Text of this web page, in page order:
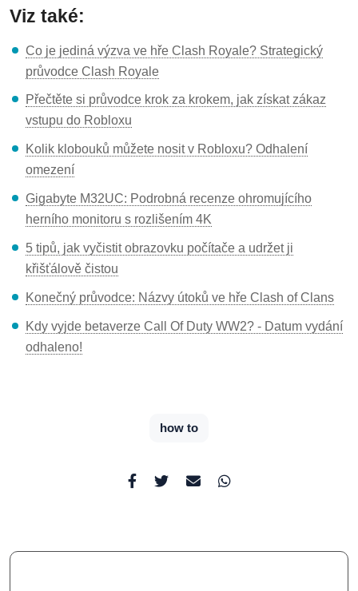
Viz také:
Co je jediná výzva ve hře Clash Royale? Strategický
průvodce Clash Royale
Přečtěte si průvodce krok za krokem, jak získat zákaz
vstupu do Robloxu
Kolik klobouků můžete nosit v Robloxu? Odhalení
omezení
Gigabyte M32UC: Podrobná recenze ohromujícího
herního monitoru s rozlišením 4K
5 tipů, jak vyčistit obrazovku počítače a udržet ji
křišťálově čistou
Konečný průvodce: Názvy útoků ve hře Clash of Clans
Kdy vyjde betaverze Call Of Duty WW2? - Datum vydání
odhaleno!
how to